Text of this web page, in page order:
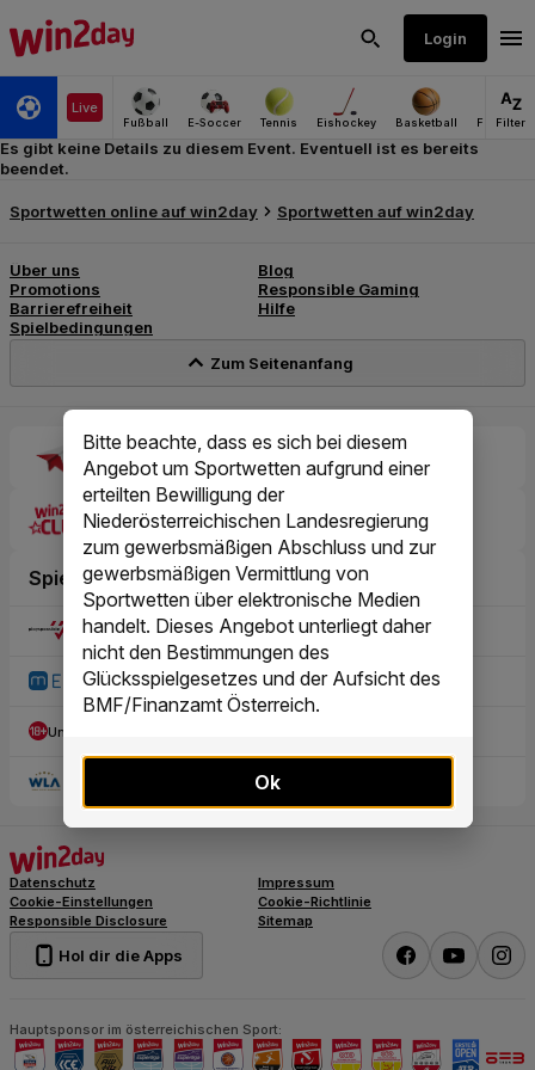
Bitte beachte, dass es sich bei diesem
Angebot um Sportwetten aufgrund einer
erteilten Bewilligung der
Niederösterreichischen Landesregierung
zum gewerbsmäßigen Abschluss und zur
gewerbsmäßigen Vermittlung von
Sportwetten über elektronische Medien
handelt. Dieses Angebot unterliegt daher
nicht den Bestimmungen des
Glücksspielgesetzes und der Aufsicht des
BMF/Finanzamt Österreich.
Ok
Es gibt keine Details zu diesem Event. Eventuell ist es bereits
beendet.